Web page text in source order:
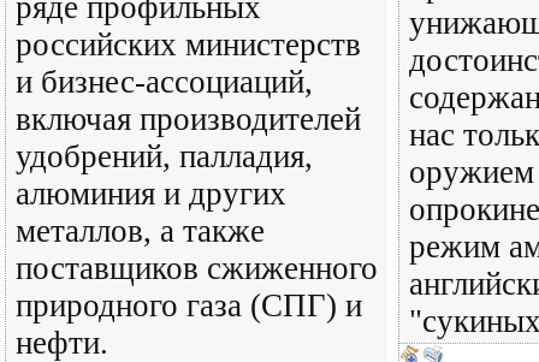
ряде профильных
российских министерств
и бизнес-ассоциаций,
включая производителей
удобрений, палладия,
алюминия и других
металлов, а также
поставщиков сжиженного
природного газа (СПГ) и
нефти.
нас
оружием
режим